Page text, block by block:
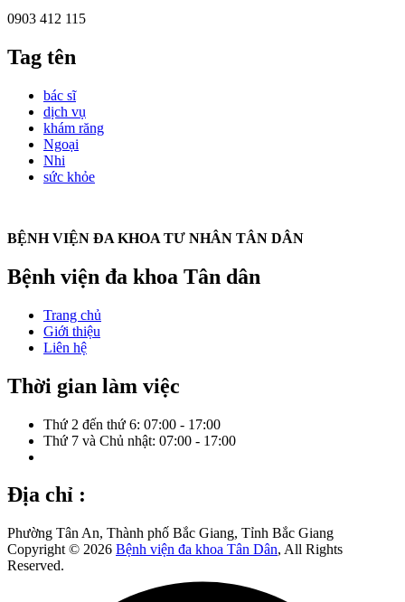
0903 412 115
Tag tên
bác sĩ
dịch vụ
khám răng
Ngoại
Nhi
sức khỏe
BỆNH VIỆN ĐA KHOA TƯ NHÂN TÂN DÂN
Bệnh viện đa khoa Tân dân
Trang chủ
Giới thiệu
Liên hệ
Thời gian làm việc
Thứ 2 đến thứ 6: 07:00 - 17:00
Thứ 7 và Chủ nhật: 07:00 - 17:00
Địa chỉ :
Phường Tân An, Thành phố Bắc Giang, Tỉnh Bắc Giang
Copyright © 2026 Bệnh viện đa khoa Tân Dân, All Rights
Reserved.